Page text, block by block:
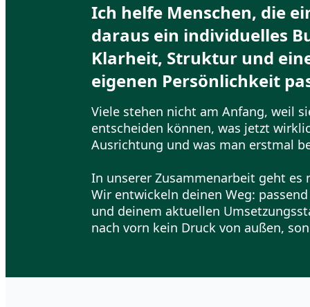
Ich helfe Menschen, die
daraus ein individuelles
Klarheit, Struktur und
eigenen Persönlichkeit
Viele stehen nicht am Anfang, weil
entscheiden können, was jetzt
Ausrichtung und was man erstmal
In unserer Zusammenarbeit geht es
Wir entwickeln deinen Weg:
und deinem aktuellen
nach vorn kein Druck von außen,